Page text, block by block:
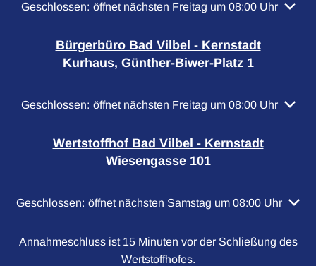
Klicken, um weitere Öffnungs- oder Schließzeiten
Geschlossen: öffnet nächsten Freitag um 08:00 Uhr
Bürgerbüro Bad Vilbel - Kernstadt
Kurhaus, Günther-Biwer-Platz 1
Klicken, um weitere Öffnungs- oder Schließzeiten
Geschlossen: öffnet nächsten Freitag um 08:00 Uhr
Wertstoffhof Bad Vilbel - Kernstadt
Wiesengasse 101
Klicken, um weitere Öffnungs- oder Schließzeiten
Geschlossen: öffnet nächsten Samstag um 08:00 Uhr
Annahmeschluss ist 15 Minuten vor der Schließung des
Wertstoffhofes.